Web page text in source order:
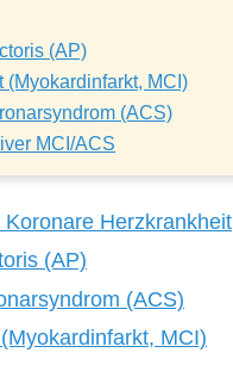
(AP)
(Myokardinfarkt, MCI)
(ACS)
MCI/ACS
Herzkrankheit
(AP)
(ACS)
MCI)